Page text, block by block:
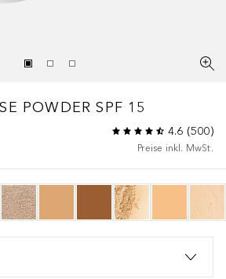
POWDER SPF 15
4.6 (500)
Preise inkl. MwSt.